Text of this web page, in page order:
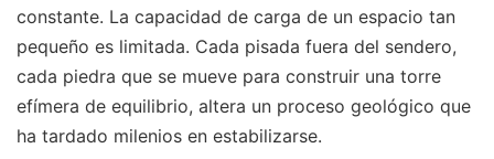
constante. La capacidad de carga de un espacio tan
pequeño es limitada. Cada pisada fuera del sendero,
cada piedra que se mueve para construir una torre
efímera de equilibrio, altera un proceso geológico que
ha tardado milenios en estabilizarse.